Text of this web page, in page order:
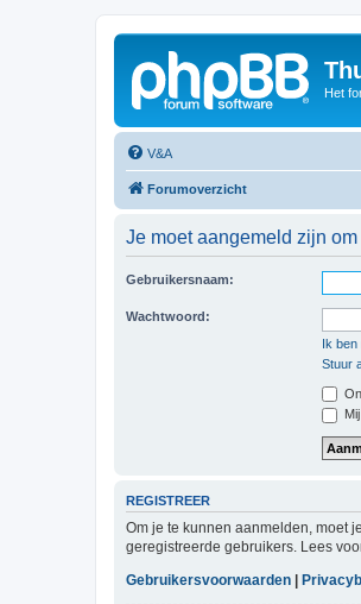
Het
V&A
Forumoverzicht
Je moet aangemeld zijn
Gebruikersnaam:
Wachtwoord:
Ik ben
Stuur
REGISTREER
Om je te kunnen aanmelden, moet
geregistreerde gebruikers. Lees
Gebruikersvoorwaarden